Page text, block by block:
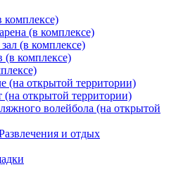
комплексе)
(в комплексе)
(в комплексе)
(в комплексе)
(на открытой территории)
открытой территории)
волейбола (на открытой
и отдых